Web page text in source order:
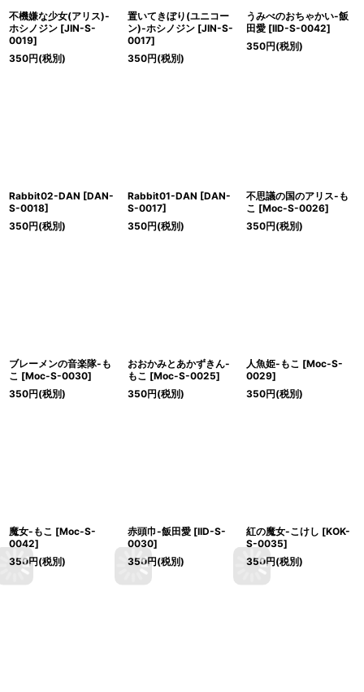
不機嫌な少女(アリス)-
ホシノジン [JIN-S-
0019]
350円(税別)
置いてきぼり(ユニコー
ン)-ホシノジン [JIN-S-
0017]
350円(税別)
うみべのおちゃかい-飯
田愛 [IID-S-0042]
350円(税別)
Rabbit02-DAN [DAN-
S-0018]
350円(税別)
Rabbit01-DAN [DAN-
S-0017]
350円(税別)
不思議の国のアリス-も
こ [Moc-S-0026]
350円(税別)
ブレーメンの音楽隊-も
こ [Moc-S-0030]
350円(税別)
おおかみとあかずきん-
もこ [Moc-S-0025]
350円(税別)
人魚姫-もこ [Moc-S-
0029]
350円(税別)
魔女-もこ [Moc-S-
0042]
350円(税別)
赤頭巾-飯田愛 [IID-S-
0030]
350円(税別)
紅の魔女-こけし [KOK-
S-0035]
350円(税別)